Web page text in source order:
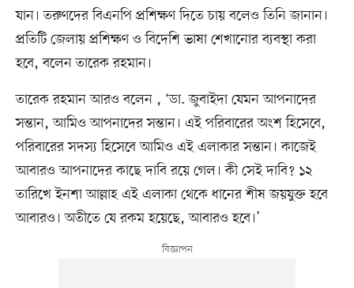
যান। তরুণদের বিএনপি প্রশিক্ষণ দিতে চায় বলেও তিনি জানান।
প্রতিটি জেলায় প্রশিক্ষণ ও বিদেশি ভাষা শেখানোর ব্যবস্থা করা
হবে, বলেন তারেক রহমান।
তারেক রহমান আরও বলেন , ‘ডা. জুবাইদা যেমন আপনাদের
সন্তান, আমিও আপনাদের সন্তান। এই পরিবারের অংশ হিসেবে,
পরিবারের সদস্য হিসেবে আমিও এই এলাকার সন্তান। কাজেই
আবারও আপনাদের কাছে দাবি রয়ে গেল। কী সেই দাবি? ১২
তারিখে ইনশা আল্লাহ এই এলাকা থেকে ধানের শীষ জয়যুক্ত হবে
আবারও। অতীতে যে রকম হয়েছে, আবারও হবে।’